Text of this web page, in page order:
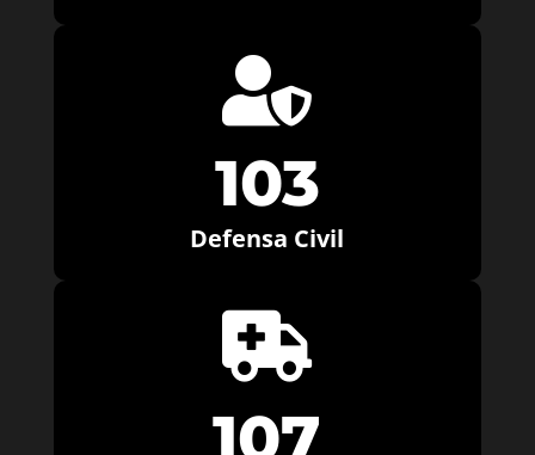

103
Defensa Civil

107